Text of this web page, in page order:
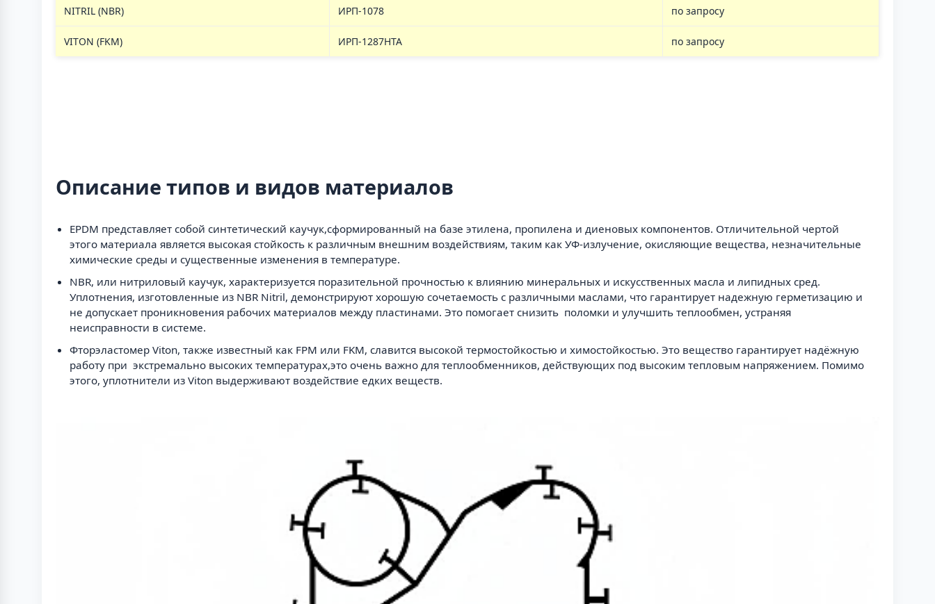
NITRIL (NBR) ИРП-1078 по запросу
VITON (FKM) ИРП-1287НТА по запросу
Описание типов и видов материалов
EPDM представляет собой синтетический каучук,сформированный на базе этилена, пропилена и диеновых компонентов. Отличительной чертой
этого материала является высокая стойкость к различным внешним воздействиям, таким как УФ-излучение, окисляющие вещества, незначительные
химические среды и существенные изменения в температуре.
NBR, или нитриловый каучук, характеризуется поразительной прочностью к влиянию минеральных и искусственных масла и липидных сред.
Уплотнения, изготовленные из NBR Nitril, демонстрируют хорошую сочетаемость с различными маслами, что гарантирует надежную герметизацию и
не допускает проникновения рабочих материалов между пластинами. Это помогает снизить поломки и улучшить теплообмен, устраняя
неисправности в системе.
Фторэластомер Viton, также известный как FPM или FKM, славится высокой термостойкостью и химостойкостью. Это вещество гарантирует надёжную
работу при экстремально высоких температурах,это очень важно для теплообменников, действующих под высоким тепловым напряжением. Помимо
этого, уплотнители из Viton выдерживают воздействие едких веществ.